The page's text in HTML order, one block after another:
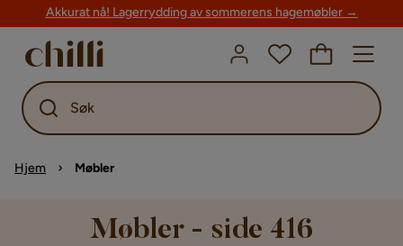
Akkurat nå! Lagerrydding av sommerens hagemøbler →
Søk
Hjem Møbler
Møbler - side 416